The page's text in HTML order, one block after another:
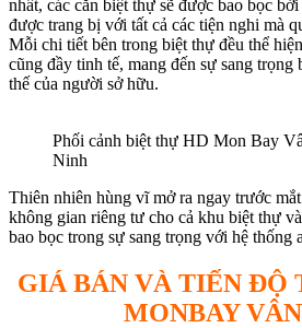
nhất, các căn biệt thự sẽ được bao bọc
được trang bị với tất cả các tiện nghi mà
Mỗi chi tiết bên trong biệt thự đều thể
cũng đầy tinh tế, mang đến sự sang trọng
thế của người sở hữu.
Phối cảnh biệt thự HD Mon Bay
Ninh
Thiên nhiên hùng vĩ mở ra ngay trước
không gian riêng tư cho cả khu biệt thự
bao bọc trong sự sang trọng với hệ thống
GIÁ BÁN VÀ TIẾN ĐỘ
MONBAY